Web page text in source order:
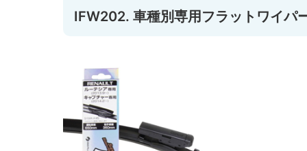
IFW202. 車種別専用フラットワイパ